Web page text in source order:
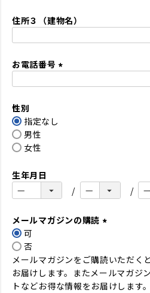
須
住所３（建物名）
お電話番号
性別
指定なし
男性
女性
生年月日
メールマガジンの購読
須
)
可
否
メールマガジンをご購読いただく
お届けします。またメールマガジ
トなどお得な情報をお届けします。